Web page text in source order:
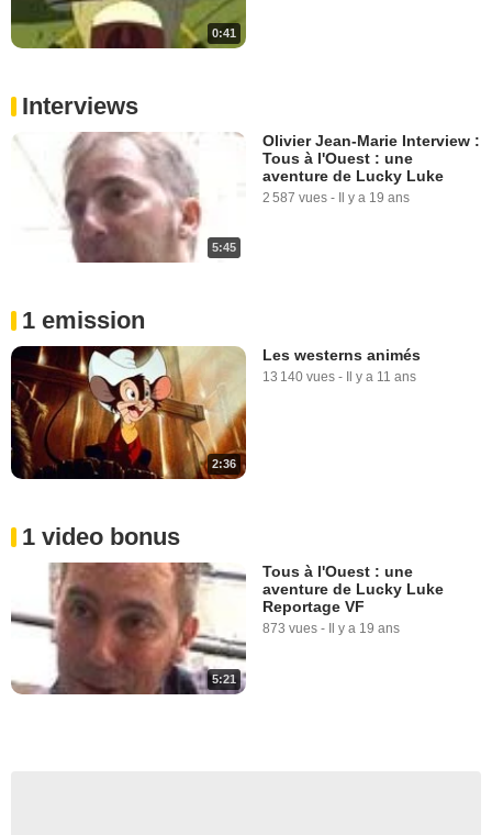
0:41
Interviews
5:45
Olivier Jean-Marie Interview :
Tous à l'Ouest : une
aventure de Lucky Luke
2 587 vues - Il y a 19 ans
1 emission
2:36
Les westerns animés
13 140 vues - Il y a 11 ans
1 video bonus
5:21
Tous à l'Ouest : une
aventure de Lucky Luke
Reportage VF
873 vues - Il y a 19 ans